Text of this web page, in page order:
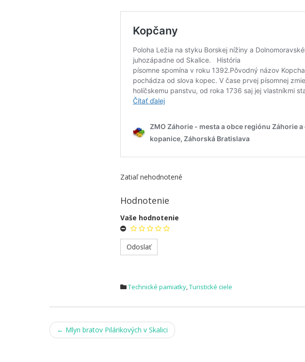
Zatiaľ nehodnotené
Hodnotenie
Vaše hodnotenie
Technické pamiatky,Turistické ciele
Post
← Mlyn bratov Pilárikových v Skalici